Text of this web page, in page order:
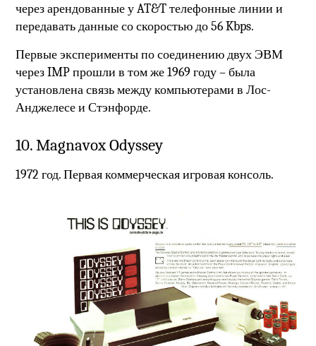
через арендованные у AT&T телефонные линии и
передавать данные со скоростью до 56 Kbps.
Первые эксперименты по соединению двух ЭВМ
через IMP прошли в том же 1969 году – была
установлена связь между компьютерами в Лос-
Анджелесе и Стэнфорде.
10. Magnavox Odyssey
1972 год. Первая коммерческая игровая консоль.